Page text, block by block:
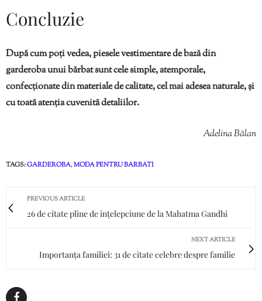
Concluzie
După cum poți vedea, piesele vestimentare de bază din
garderoba unui bărbat sunt cele simple, atemporale,
confecționate din materiale de calitate, cel mai adesea naturale, și
cu toată atenția cuvenită detaliilor.
Adelina Bălan
TAGS:GARDEROBA,MODA PENTRU BARBATI
PREVIOUS ARTICLE
26 de citate pline de înțelepciune de la Mahatma Gandhi
NEXT ARTICLE
Importanța familiei: 31 de citate celebre despre familie